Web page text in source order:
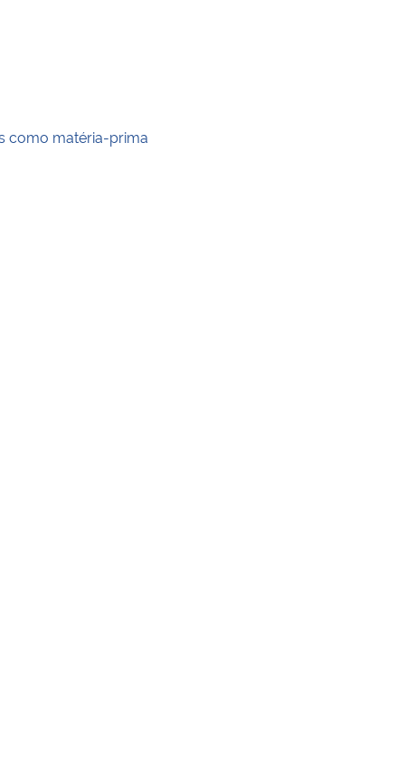
como matéria-prima